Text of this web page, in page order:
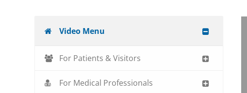
Video Menu
For Patients & Visitors
For Medical Professionals